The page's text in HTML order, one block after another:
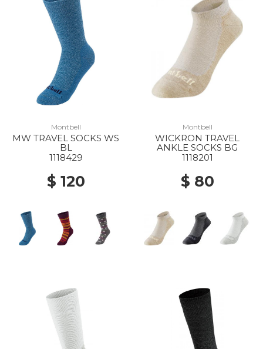
Montbell
MW TRAVEL SOCKS WS
BL
1118429
$ 120
Montbell
WICKRON TRAVEL
ANKLE SOCKS BG
1118201
$ 80